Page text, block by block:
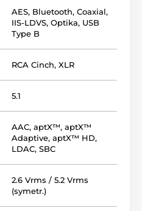
R2R
zvuku aj pri
prevodník Delta/sigma.
a zvukovej
AES, Bluetooth, Coaxial,
IIS-LDVS, Optika, USB
Type B
RCA Cinch, XLR
5.1
AAC, aptX™, aptX™
Adaptive, aptX™ HD,
LDAC, SBC
2.6 Vrms / 5.2 Vrms
(symetr.)